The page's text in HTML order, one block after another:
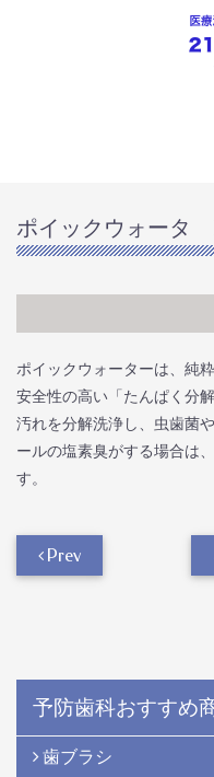
ポイックウォータ
ポイックウォーターは、純
安全性の高い「たんぱく分
汚れを分解洗浄し、虫歯菌
ールの塩素臭がする場合は
す。
Prev
予防歯科おすすめ
歯ブラシ